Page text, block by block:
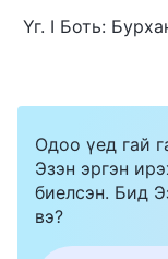
Үг. I Боть:
Одоо үед гай
Эзэн эргэн
биелсэн. Бид
вэ?